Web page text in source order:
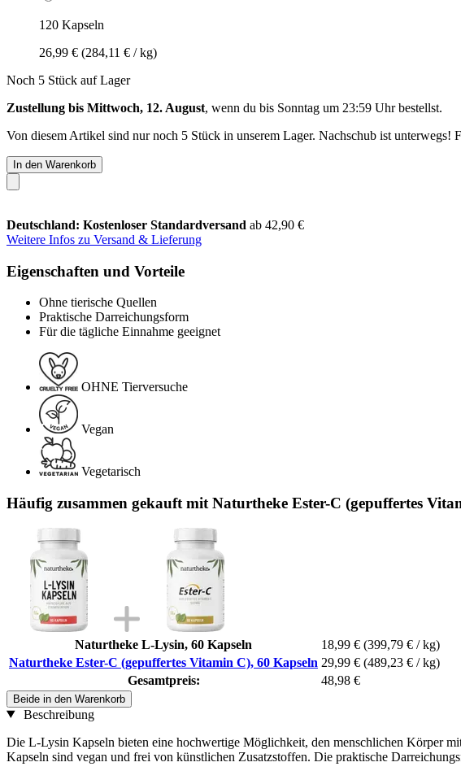
120 Kapseln
26,99 € (284,11 € / kg)
Noch 5 Stück auf Lager
Zustellung bis Mittwoch, 12. August, wenn du bis Sonntag um 23:59 Uhrbestellst.
Von diesem Artikel sind nur noch 5 Stück in unserem Lager. Nachschub ist unterwegs!
In den Warenkorb
Deutschland: Kostenloser Standardversand ab 42,90 €
Weitere Infos zu Versand & Lieferung
Eigenschaften und Vorteile
Ohne tierische Quellen
Praktische Darreichungsform
Für die tägliche Einnahme geeignet
OHNE Tierversuche
Vegan
Vegetarisch
Häufig zusammen gekauft mit Naturtheke Ester-C (gepuffertes
Naturtheke L-Lysin, 60 Kapseln 18,99 € (399,79 € / kg)
Naturtheke Ester-C (gepuffertes Vitamin C), 60 Kapseln 29,99 € (489,23 € / kg)
Gesamtpreis:
48,98 €
Beide in den Warenkorb
Beschreibung
Die L-Lysin Kapseln bieten eine hochwertige Möglichkeit, den menschlichen Körper
Kapseln sind vegan und frei von künstlichen Zusatzstoffen. Die praktische